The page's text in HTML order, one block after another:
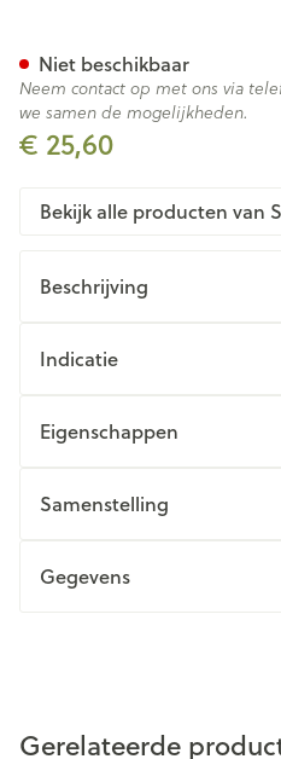
€ 25,60
Niet beschikbaar
Neem contact op met ons via
we samen de mogelijkheden.
Bekijk alle producten van
Beschrijving
Indicatie
Eigenschappen
Samenstelling
Gegevens
Gerelateerde